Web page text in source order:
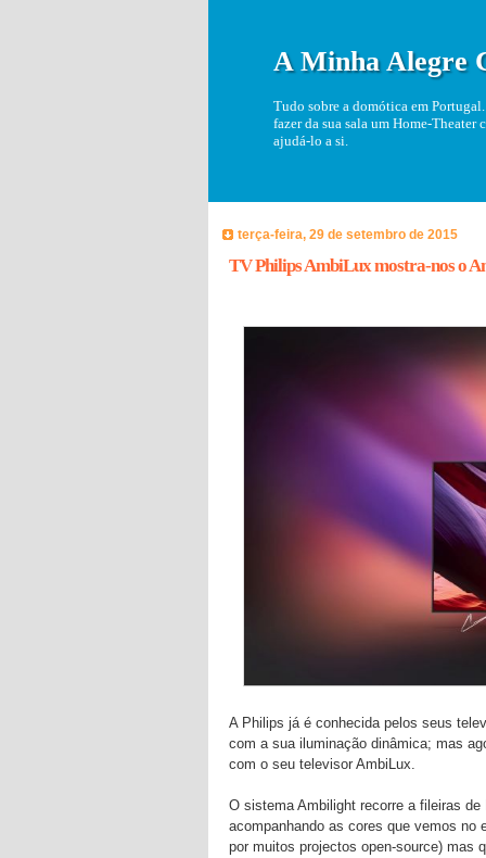
A Minha Alegre
Tudo sobre a domótica em
fazer da sua sala um Home-Theater
ajudá-lo a si.
terça-feira, 29 de setembro de 2015
TV Philips AmbiLux mostra-nos o
A Philips já é conhecida pelos seus
com a sua iluminação dinâmica; mas
com o seu televisor AmbiLux.
O sistema Ambilight recorre a fileiras
acompanhando as cores que vemos no
por muitos projectos open-source) mas